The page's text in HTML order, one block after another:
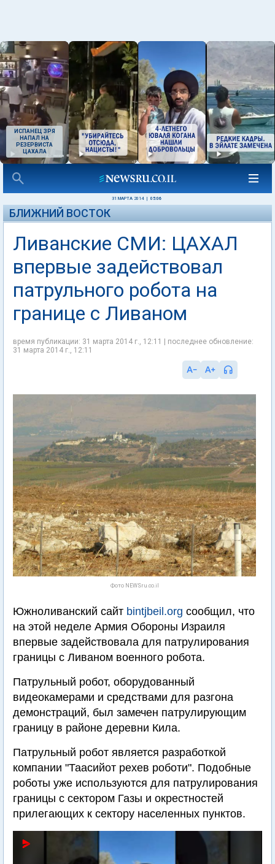
ИСПАНЕЦ ЗРЯ
НАПАЛ НА
РЕЗЕРВИСТА
ЦАХАЛА
31 МАРТА 2014 05:06
БЛИЖНИЙ ВОСТОК
Ливанские СМИ: ЦАХАЛ
впервые задействовал
патрульного робота на
границе с Ливаном
время публикации: 31 марта 2014 г., 12:11 | последнее обновление:
31 марта 2014 г., 12:11
Фото NEWSru.co.il
Южноливанский сайт bintjbeil.org сообщил, что
на этой неделе Армия Обороны Израиля
впервые задействовала для патрулирования
границы с Ливаном военного робота.
Патрульный робот, оборудованный
видеокамерами и средствами для разгона
демонстраций, был замечен патрулирующим
границу в районе деревни Кила.
Патрульный робот является разработкой
компании "Таасийот рехев роботи". Подобные
роботы уже используются для патрулирования
границы с сектором Газы и окрестностей
прилегающих к сектору населенных пунктов.